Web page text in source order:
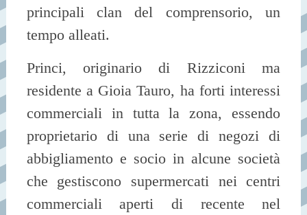
principali clan del comprensorio, un
tempo alleati.
Princi, originario di Rizziconi ma
residente a Gioia Tauro, ha forti interessi
commerciali in tutta la zona, essendo
proprietario di una serie di negozi di
abbigliamento e socio in alcune società
che gestiscono supermercati nei centri
commerciali aperti di recente nel